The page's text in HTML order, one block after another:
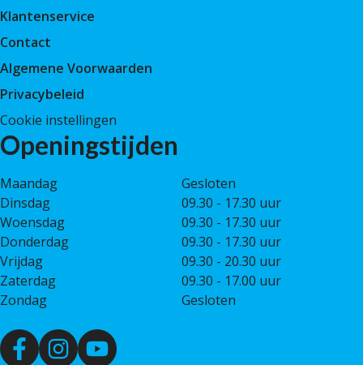
Klantenservice
Contact
Algemene Voorwaarden
Privacybeleid
Cookie instellingen
Openingstijden
Maandag
Gesloten
Dinsdag
09.30 - 17.30 uur
Woensdag
09.30 - 17.30 uur
Donderdag
09.30 - 17.30 uur
Vrijdag
09.30 - 20.30 uur
Zaterdag
09.30 - 17.00 uur
Zondag
Gesloten